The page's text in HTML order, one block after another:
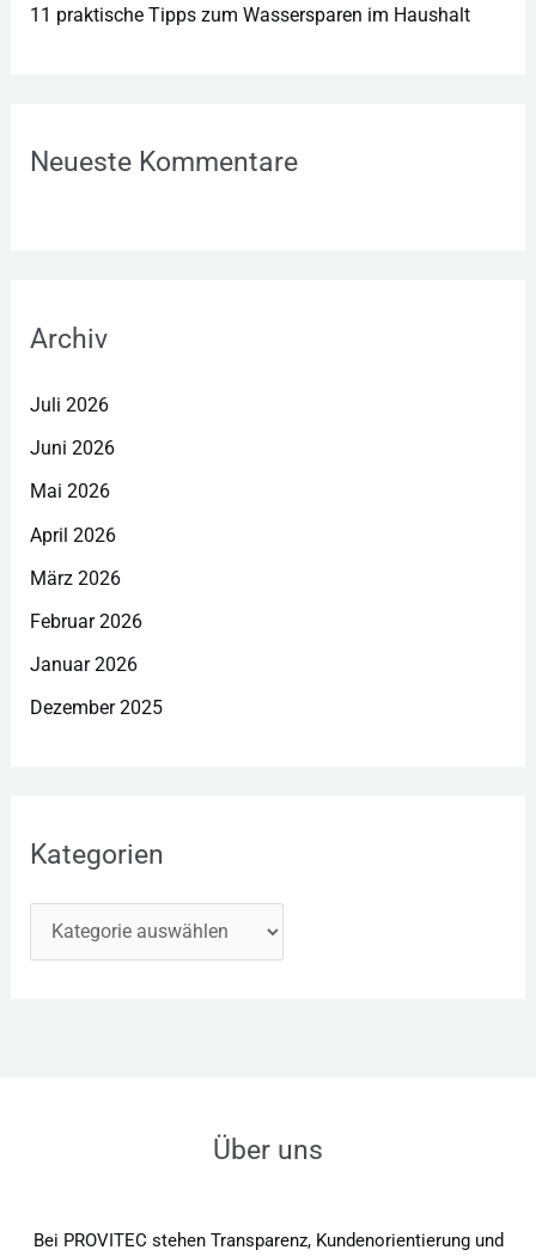
11 praktische Tipps zum Wassersparen im Haushalt
Neueste Kommentare
Archiv
Juli 2026
Juni 2026
Mai 2026
April 2026
März 2026
Februar 2026
Januar 2026
Dezember 2025
Kategorien
Über uns
Bei PROVITEC stehen Transparenz, Kundenorientierung und